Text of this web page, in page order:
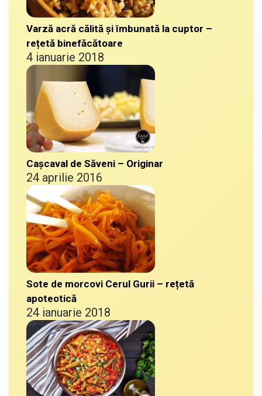
Varză acră călită și îmbunată la cuptor –
rețetă binefăcătoare
4 ianuarie 2018
Cașcaval de Săveni – Originar
24 aprilie 2016
Sote de morcovi Cerul Gurii – rețetă
apoteotică
24 ianuarie 2018